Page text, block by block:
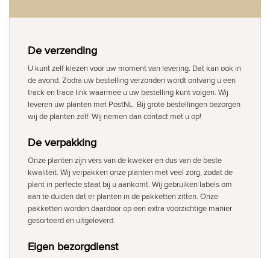
De verzending
U kunt zelf kiezen voor uw moment van levering. Dat kan ook in
de avond. Zodra uw bestelling verzonden wordt ontvang u een
track en trace link waarmee u uw bestelling kunt volgen. Wij
leveren uw planten met PostNL. Bij grote bestellingen bezorgen
wij de planten zelf. Wij nemen dan contact met u op!
De verpakking
Onze planten zijn vers van de kweker en dus van de beste
kwaliteit. Wij verpakken onze planten met veel zorg, zodat de
plant in perfecte staat bij u aankomt. Wij gebruiken labels om
aan te duiden dat er planten in de pakketten zitten. Onze
pakketten worden daardoor op een extra voorzichtige manier
gesorteerd en uitgeleverd.
Eigen bezorgdienst